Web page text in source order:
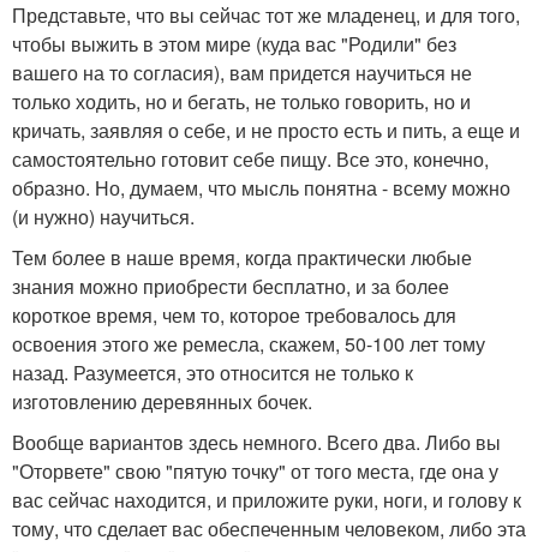
Представьте, что вы сейчас тот же младенец, и для того,
чтобы выжить в этом мире (куда вас "Родили" без
вашего на то согласия), вам придется научиться не
только ходить, но и бегать, не только говорить, но и
кричать, заявляя о себе, и не просто есть и пить, а еще и
самостоятельно готовит себе пищу. Все это, конечно,
образно. Но, думаем, что мысль понятна - всему можно
(и нужно) научиться.
Тем более в наше время, когда практически любые
знания можно приобрести бесплатно, и за более
короткое время, чем то, которое требовалось для
освоения этого же ремесла, скажем, 50-100 лет тому
назад. Разумеется, это относится не только к
изготовлению деревянных бочек.
Вообще вариантов здесь немного. Всего два. Либо вы
"Оторвете" свою "пятую точку" от того места, где она у
вас сейчас находится, и приложите руки, ноги, и голову к
тому, что сделает вас обеспеченным человеком, либо эта